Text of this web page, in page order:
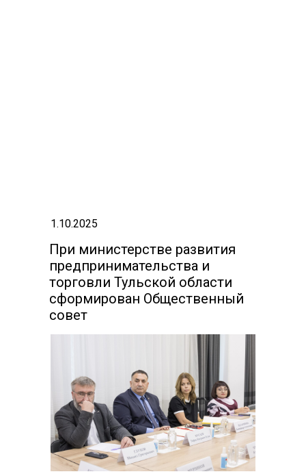
При министерстве развития
предпринимательства и
торговли Тульской области
сформирован Общественный
совет
1.10.2025